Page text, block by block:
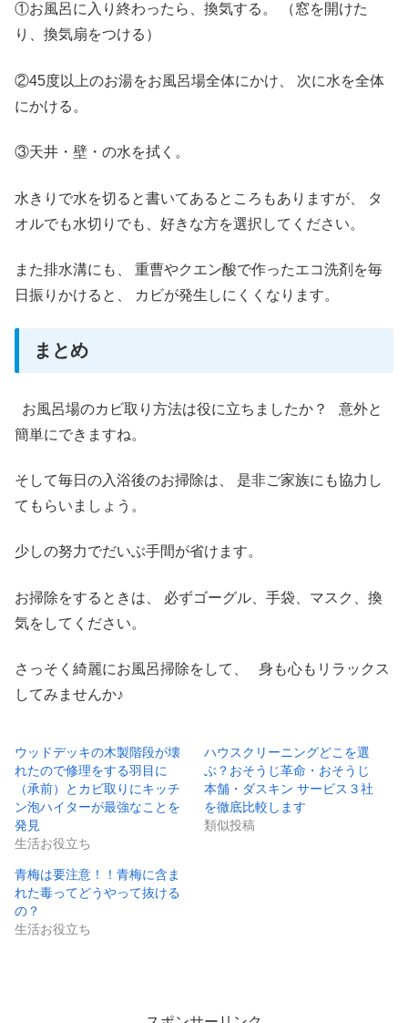
①お風呂に入り終わったら、換気する。 （窓を開けた
り、換気扇をつける）
②45度以上のお湯をお風呂場全体にかけ、 次に水を全体
にかける。
③天井・壁・の水を拭く。
水きりで水を切ると書いてあるところもありますが、 タ
オルでも水切りでも、好きな方を選択してください。
また排水溝にも、 重曹やクエン酸で作ったエコ洗剤を毎
日振りかけると、 カビが発生しにくくなります。
まとめ
お風呂場のカビ取り方法は役に立ちましたか？ 意外と
簡単にできますね。
そして毎日の入浴後のお掃除は、 是非ご家族にも協力し
てもらいましょう。
少しの努力でだいぶ手間が省けます。
お掃除をするときは、 必ずゴーグル、手袋、マスク、換
気をしてください。
さっそく綺麗にお風呂掃除をして、 身も心もリラックス
してみませんか♪
ウッドデッキの木製階段が壊
れたので修理をする羽目に
（承前）とカビ取りにキッチ
ン泡ハイターが最強なことを
発見
生活お役立ち
ハウスクリーニングどこを選
ぶ？おそうじ革命・おそうじ
本舗・ダスキン サービス３社
を徹底比較します
類似投稿
青梅は要注意！！青梅に含ま
れた毒ってどうやって抜ける
の？
生活お役立ち